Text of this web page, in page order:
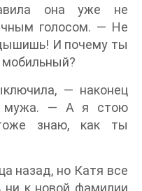
она уже не
голосом. — Не
И почему ты
— наконец
мужа. — А я стою
знаю, как ты
назад, но Катя все
ни к новой фамилии